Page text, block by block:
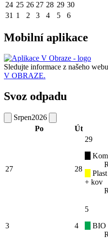
24 25 26 27 28 29 30
31 1 2 3 4 5 6
Mobilní aplikace
Sledujte informace z našeho
V OBRAZE.
Svoz odpadu
Srpen2026
Po
Út
27 28
29
+ kov
3 4
5
BIO